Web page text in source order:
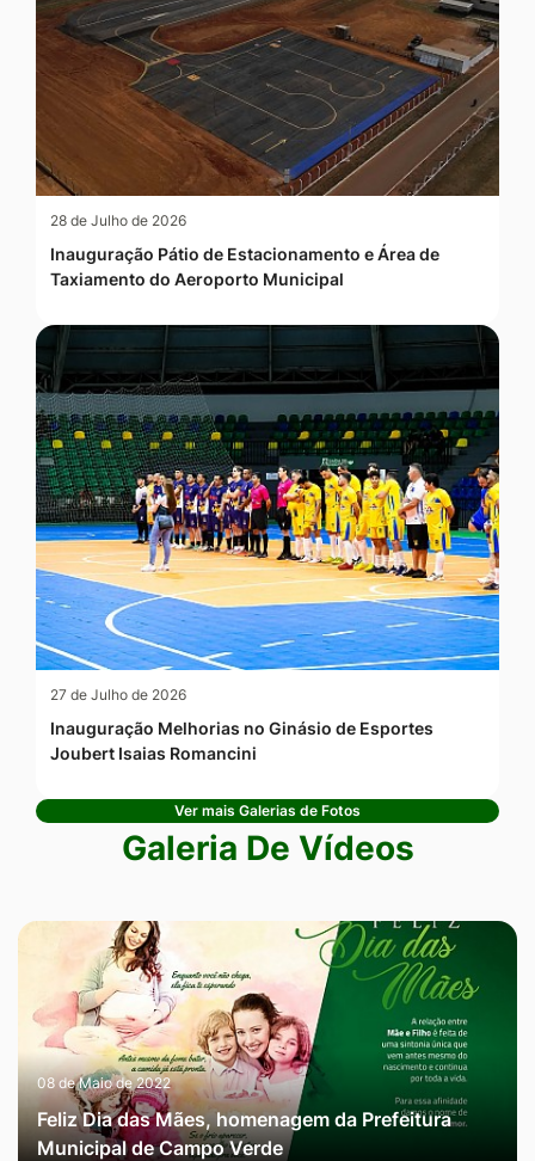
28 de Julho de 2026
Inauguração Pátio de Estacionamento e Área de
Taxiamento do Aeroporto Municipal
27 de Julho de 2026
Inauguração Melhorias no Ginásio de Esportes
Joubert Isaias Romancini
Ver mais Galerias de Fotos
Galeria De Vídeos
08 de Maio de 2022
Feliz Dia das Mães, homenagem da Prefeitura
Municipal de Campo Verde